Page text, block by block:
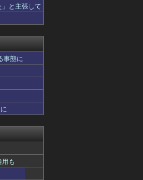
す
の...
と主張して
事態に
も